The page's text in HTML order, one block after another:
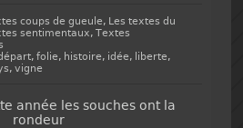
coups de gueule, Les textes du
sentimentaux,Textes
,folie, histoire, idée, liberte,
,vigne
année les souches ont la
rondeur